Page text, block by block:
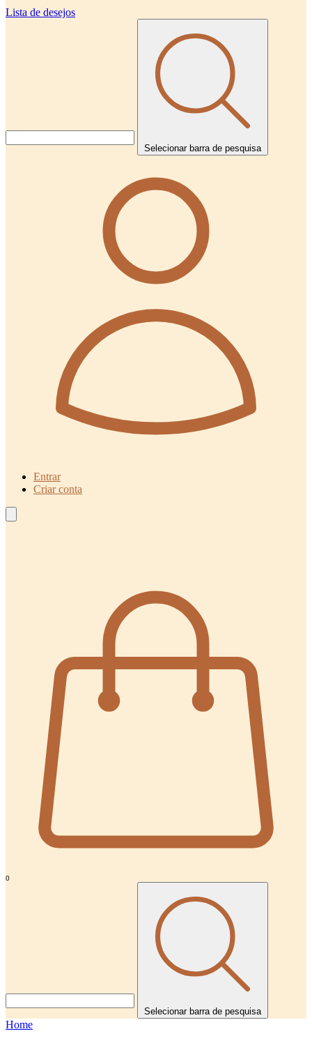
Lista de desejos
Selecionar barra de pesquisa
Entrar
Criar conta
0
Selecionar barra de pesquisa
Home